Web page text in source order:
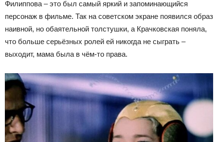
Филиппова – это был самый яркий и запоминающийся
персонаж в фильме. Так на советском экране появился образ
наивной, но обаятельной толстушки, а Крачковская поняла,
что больше серьёзных ролей ей никогда не сыграть –
выходит, мама была в чём-то права.